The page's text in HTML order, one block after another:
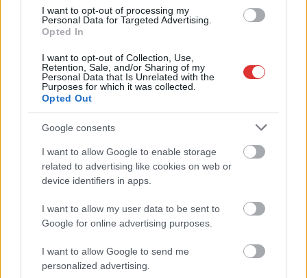
I want to opt-out of processing my
Personal Data for Targeted Advertising.
Opted In
I want to opt-out of Collection, Use,
Retention, Sale, and/or Sharing of my
Personal Data that Is Unrelated with the
Purposes for which it was collected.
Opted Out
Google consents
I want to allow Google to enable storage
related to advertising like cookies on web or
device identifiers in apps.
I want to allow my user data to be sent to
Google for online advertising purposes.
I want to allow Google to send me
personalized advertising.
2026.08.06. Horváth Zsolt
A polgármester a szolnoki cégekhez fordult: több
száz elbocsátott dolgozón segítene
Munkalehetőséget kér a térség vállalkozásaitól Szolnok
polgármestere. A tószegi kerékpárgyár bezárása után
közzétett felhívásának célja, hogy...